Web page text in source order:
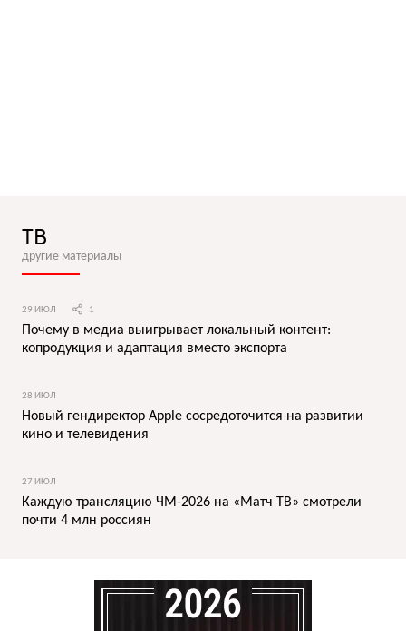
ТВ
другие материалы
29 ИЮЛ 1
Почему в медиа выигрывает локальный контент:
копродукция и адаптация вместо экспорта
28 ИЮЛ
Новый гендиректор Apple сосредоточится на развитии
кино и телевидения
27 ИЮЛ
Каждую трансляцию ЧМ-2026 на «Матч ТВ» смотрели
почти 4 млн россиян